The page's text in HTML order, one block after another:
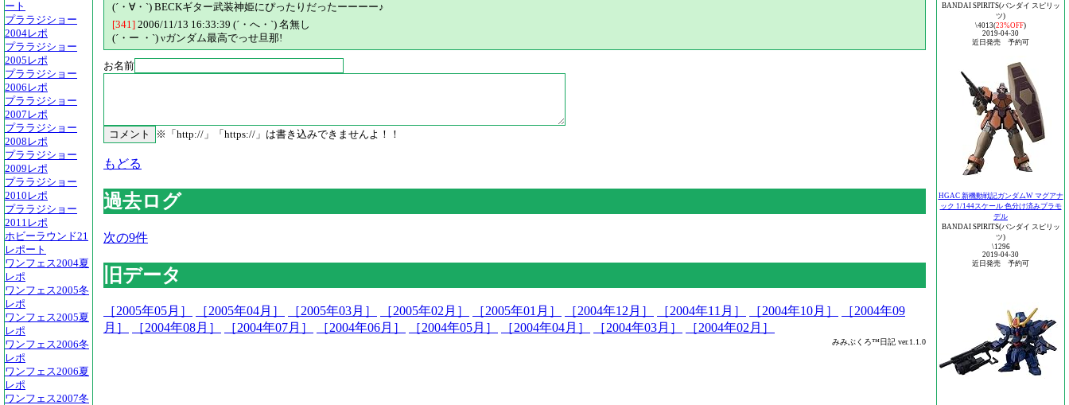
ート
プララジショー
2004レポ
プララジショー
2005レポ
プララジショー
2006レポ
プララジショー
2007レポ
プララジショー
2008レポ
プララジショー
2009レポ
プララジショー
2010レポ
プララジショー
2011レポ
ホビーラウンド21
レポート
ワンフェス2004夏
レポ
ワンフェス2005冬
レポ
ワンフェス2005夏
レポ
ワンフェス2006冬
レポ
ワンフェス2006夏
レポ
ワンフェス2007冬
(´・∀・`) BECKギター武装神姫にぴったりだったーーーー♪
[341] 2006/11/13 16:33:39 (´・へ・`) 名無し
(´・ー ・`) νガンダム最高でっせ旦那!
お名前
※「http://」「https://」は書き込みできませんよ！！
もどる
過去ログ
次の9件
旧データ
［2005年05月］ ［2005年04月］ ［2005年03月］ ［2005年02月］ ［2005年01月］ ［2004年12月］ ［2004年11月］ ［2004年10月］
［2004年09
月］
［2004年08月］ ［2004年07月］ ［2004年06月］ ［2004年05月］ ［2004年04月］ ［2004年03月］ ［2004年02月］
みみぶくろ™日記 ver.1.1.0
BANDAI SPIRITS(バンダイ スピリッ
ツ)
\4013(23%OFF)
2019-04-30
近日発売 予約可
HGAC 新機動戦記ガンダムW マグアナ
ック 1/144スケール 色分け済みプラモ
デル
BANDAI SPIRITS(バンダイ スピリッ
ツ)
\1296
2019-04-30
近日発売 予約可